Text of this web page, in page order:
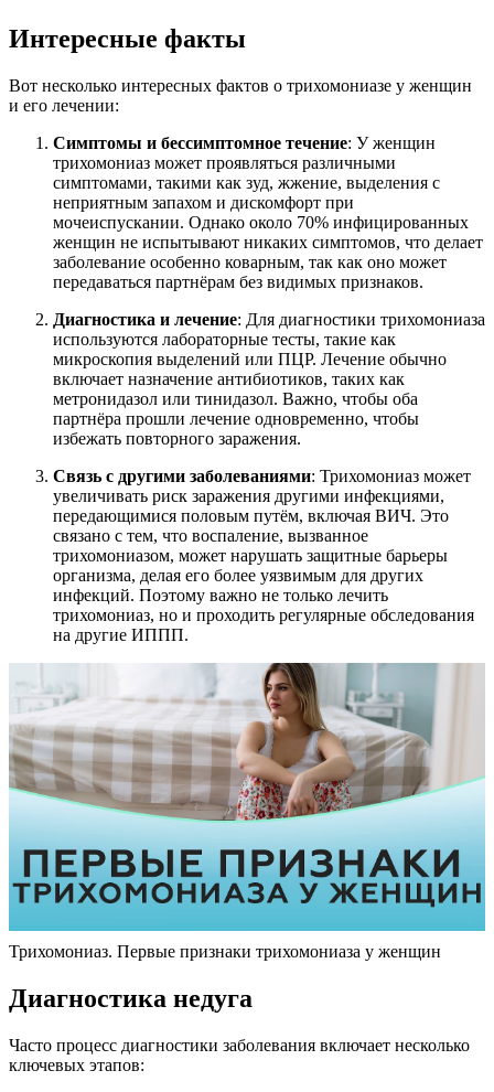
Интересные факты
Вот несколько интересных фактов о трихомониазе у женщин
и его лечении:
Симптомы и бессимптомное течение: У женщин
трихомониаз может проявляться различными
симптомами, такими как зуд, жжение, выделения с
неприятным запахом и дискомфорт при
мочеиспускании. Однако около 70% инфицированных
женщин не испытывают никаких симптомов, что делает
заболевание особенно коварным, так как оно может
передаваться партнёрам без видимых признаков.
Диагностика и лечение: Для диагностики трихомониаза
используются лабораторные тесты, такие как
микроскопия выделений или ПЦР. Лечение обычно
включает назначение антибиотиков, таких как
метронидазол или тинидазол. Важно, чтобы оба
партнёра прошли лечение одновременно, чтобы
избежать повторного заражения.
Связь с другими заболеваниями: Трихомониаз может
увеличивать риск заражения другими инфекциями,
передающимися половым путём, включая ВИЧ. Это
связано с тем, что воспаление, вызванное
трихомониазом, может нарушать защитные барьеры
организма, делая его более уязвимым для других
инфекций. Поэтому важно не только лечить
трихомониаз, но и проходить регулярные обследования
на другие ИППП.
Трихомониаз. Первые признаки трихомониаза у женщин
Диагностика недуга
Часто процесс диагностики заболевания включает несколько
ключевых этапов: